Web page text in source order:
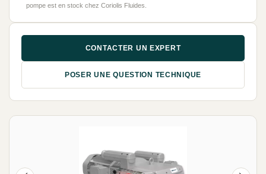
pompe est en stock chez Coriolis Fluides.
CONTACTER UN EXPERT
POSER UNE QUESTION TECHNIQUE